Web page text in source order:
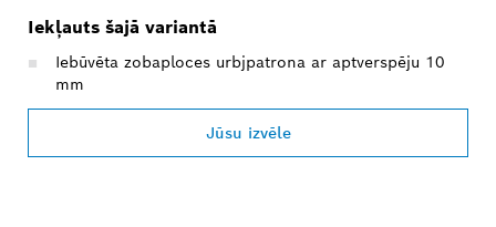
Iekļauts šajā variantā
Iebūvēta zobaploces urbjpatrona ar aptverspēju 10
mm
Jūsu izvēle